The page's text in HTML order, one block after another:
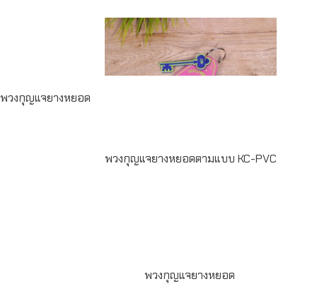
พวงกุญแจยางหยอด
พวงกุญแจยางหยอดตามแบบ KC-PVC
พวงกุญแจยางหยอด